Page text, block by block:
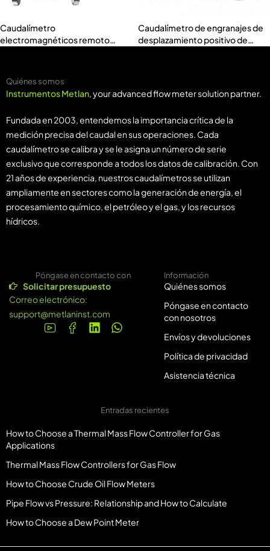
Caudalímetro
electromagnéticos remoto
Caudalímetro de engranajes de
desplazamiento positivo de
Quiénes somos
Instrumentos Metlan, your advanced flow meter solution partner.
Fundada en 2003, entendemos la importancia crítica de la
medición precisa del caudal en sus operaciones. Cada
caudalímetro se calibra y se le asigna un número de serie
exclusivo que corresponde a todos los datos de calibración. Con
21 años de experiencia, nuestros caudalímetros se utilizan
ampliamente en sectores como la generación de energía, el
procesamiento químico, el petróleo y el gas, y los recursos
hídricos.
Póngase en contacto con
Solicitar presupuesto
Correo electrónico:
support@metlaninst.com
Información
Quiénes somos
Póngase en contacto
con nosotros
Envíos y devoluciones
Política de privacidad
Asistencia técnica
Entradas recientes
How to Choose a Thermal Mass Flow Controller for Gas
Applications
Thermal Mass Flow Controllers for Gas Flow
How to Choose Crude Oil Flow Meters
Pipe Flow vs Pressure: Relationship and How to Calculate
How to Choose a Dew Point Meter